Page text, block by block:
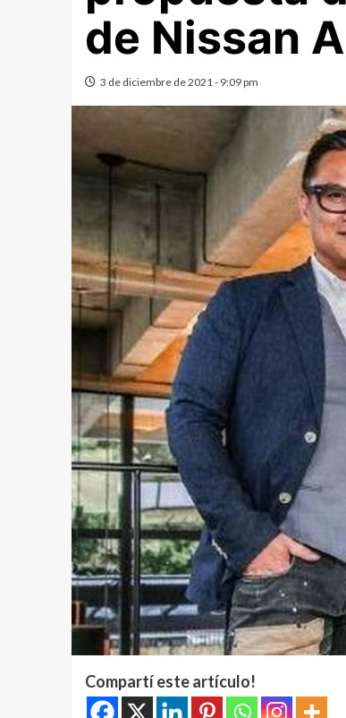
de Nissan
3 de diciembre de 2021 - 9:09 pm
Compartí este artículo!